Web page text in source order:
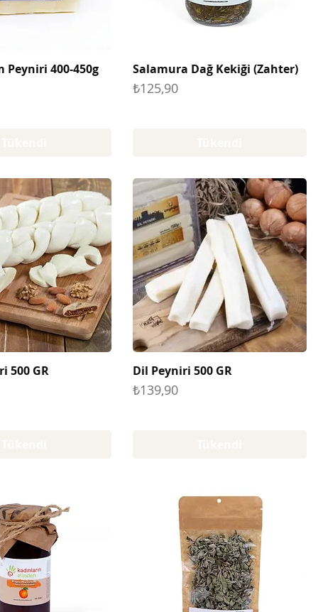
Peyniri 400-450g Salamura Dağ Kekiği (Zahter)
Fiyat
₺125,90
500 GR Dil Peyniri 500 GR
Fiyat
₺139,90